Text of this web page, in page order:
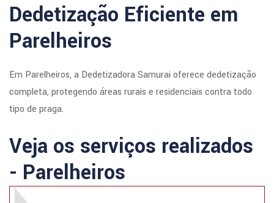
Dedetização Eficiente em
Parelheiros
Em Parelheiros, a Dedetizadora Samurai oferece dedetização
completa, protegendo áreas rurais e residenciais contra todo
tipo de praga.
Veja os serviços realizados
- Parelheiros